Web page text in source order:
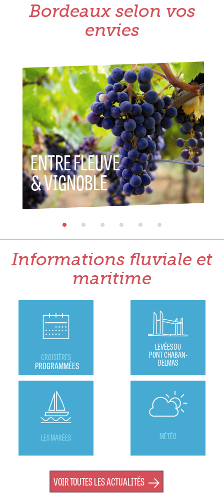
Bordeaux selon vos
envies
ENTRE FLEUVE
& VIGNOBLE
Informations fluviale et
maritime
CROISIÈRES
PROGRAMMÉES
LEVÉES DU
PONT CHABAN-
DELMAS
LES MARÉES MÉTÉO
VOIR TOUTES LES ACTUALITÉS